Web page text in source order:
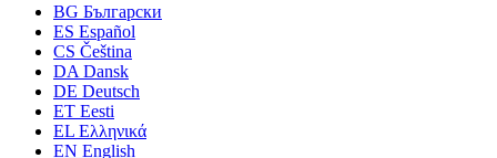
BG Български
ES Español
CS Čeština
DA Dansk
DE Deutsch
ET Eesti
EL Ελληνικά
EN English